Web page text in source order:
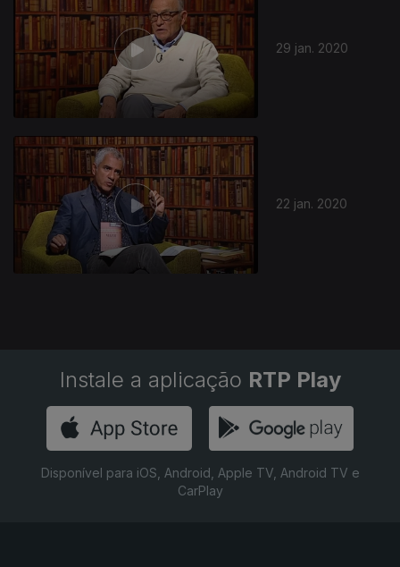
29 jan. 2020
22 jan. 2020
Instale a aplicação RTP Play
Disponível para iOS, Android, Apple TV, Android TV e
CarPlay